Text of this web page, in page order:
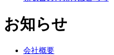
お知らせ
会社概要